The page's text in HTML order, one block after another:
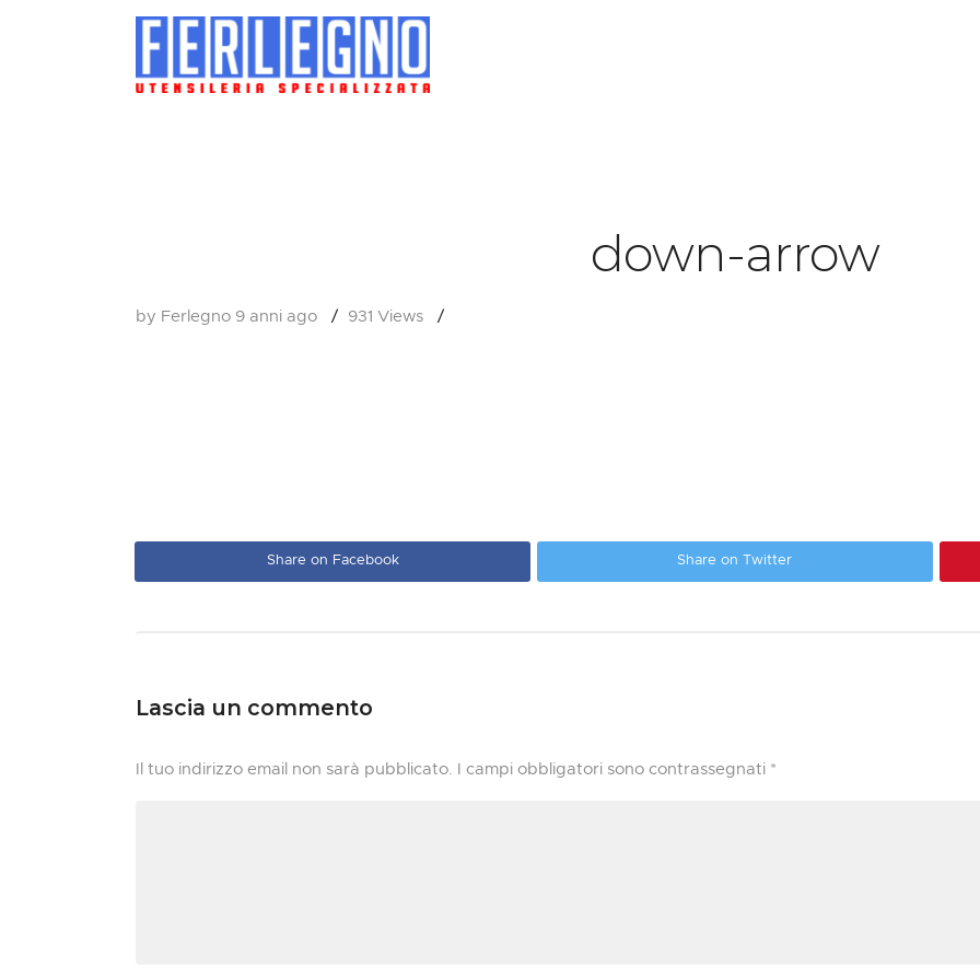
down-arrow
by Ferlegno 9 anni ago 931 Views
Share on Facebook Share on Twitter
Lascia un commento
Il tuo indirizzo email non sarà pubblicato. I campi obbligatori sono contrassegnati *